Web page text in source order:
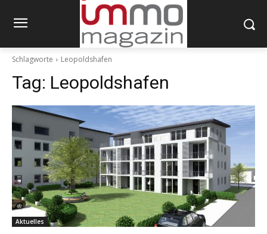
Schlagworte Leopoldshafen
Tag: Leopoldshafen
Aktuelles